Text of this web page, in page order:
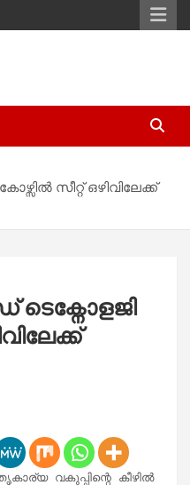
News |
News | Latest
News. Movie News. Lifestyle
സീറ്റ് ഒഴിവിലേക്ക്
വകുപ്പിന്റെ കീഴിൽ